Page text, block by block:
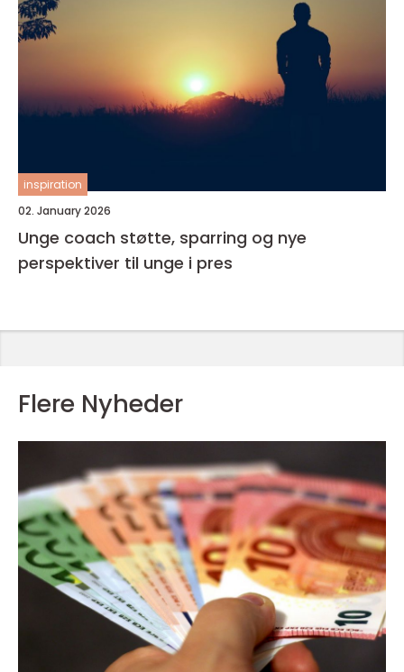
inspiration
02. January 2026
Unge coach støtte, sparring og nye
perspektiver til unge i pres
Flere Nyheder